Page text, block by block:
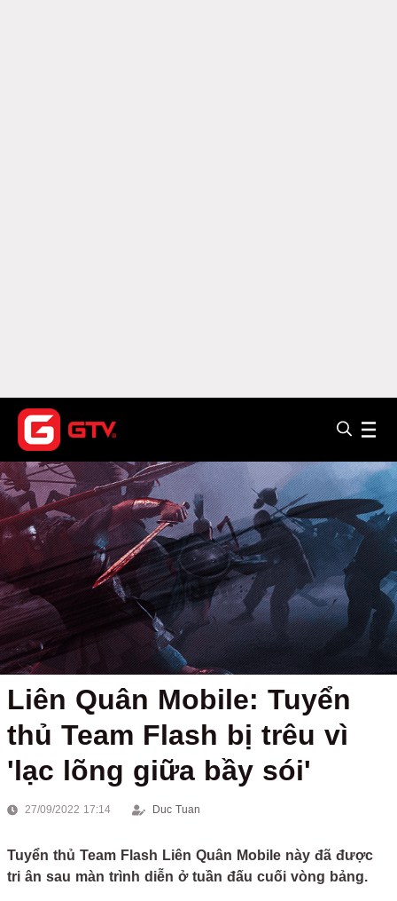
Liên Quân Mobile: Tuyển
thủ Team Flash bị trêu vì
'lạc lõng giữa bầy sói'
27/09/2022 17:14 Duc Tuan
Tuyển thủ Team Flash Liên Quân Mobile này đã được
tri ân sau màn trình diễn ở tuần đấu cuối vòng bảng.